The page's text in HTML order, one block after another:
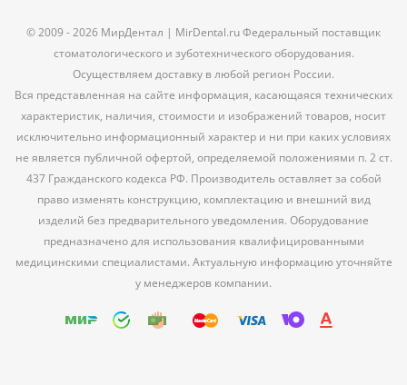
© 2009 - 2026 МирДентал | MirDental.ru Федеральный поставщик
стоматологического и зуботехнического оборудования.
Осуществляем доставку в любой регион России.
Вся представленная на сайте информация, касающаяся технических
характеристик, наличия, стоимости и изображений товаров, носит
исключительно информационный характер и ни при каких условиях
не является публичной офертой, определяемой положениями п. 2 ст.
437 Гражданского кодекса РФ. Производитель оставляет за собой
право изменять конструкцию, комплектацию и внешний вид
изделий без предварительного уведомления. Оборудование
предназначено для использования квалифицированными
медицинскими специалистами. Актуальную информацию уточняйте
у менеджеров компании.